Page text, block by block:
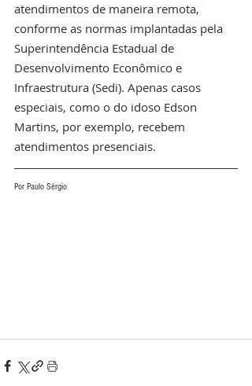
atendimentos de maneira remota,
conforme as normas implantadas pela
Superintendência Estadual de
Desenvolvimento Econômico e
Infraestrutura (Sedi). Apenas casos
especiais, como o do idoso Edson
Martins, por exemplo, recebem
atendimentos presenciais.
Por Paulo Sérgio